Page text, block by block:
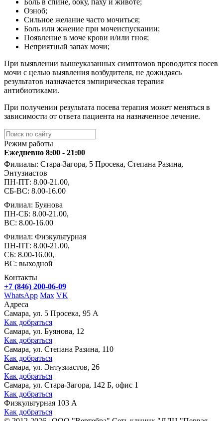
Боль в спине, боку, паху и животе;
Озноб;
Сильное желание часто мочиться;
Боль или жжение при мочеиспускании;
Появление в моче крови и/или гноя;
Неприятный запах мочи;
При выявлении вышеуказанных симптомов проводится посев
мочи с целью выявления возбудителя, не дожидаясь
результатов назначается эмпирическая терапия
антибиотиками.
При получении результата посева терапия может меняться в
зависимости от ответа пациента на назначенное лечение.
Режим работы
Ежедневно 8:00 - 21:00
Филиалы: Стара-Загора, 5 Просека, Степана Разина,
Энтузиастов
ПН-ПТ: 8.00-21.00,
СБ-ВС: 8.00-16.00
Филиал: Буянова
ПН-СБ: 8.00-21.00,
ВС: 8.00-16.00
Филиал: Физкультурная
ПН-ПТ: 8.00-21.00,
СБ: 8.00-16.00,
ВС: выходной
Контакты
+7 (846) 200-06-09
WhatsApp Max VK
Адреса
Самара, ул. 5 Просека, 95 А
Как добраться
Самара, ул. Буянова, 12
Как добраться
Самара, ул. Степана Разина, 110
Как добраться
Самара, ул. Энтузиастов, 26
Как добраться
Самара, ул. Стара-Загора, 142 Б, офис 1
Как добраться
Физкультурная 103 А
Как добраться